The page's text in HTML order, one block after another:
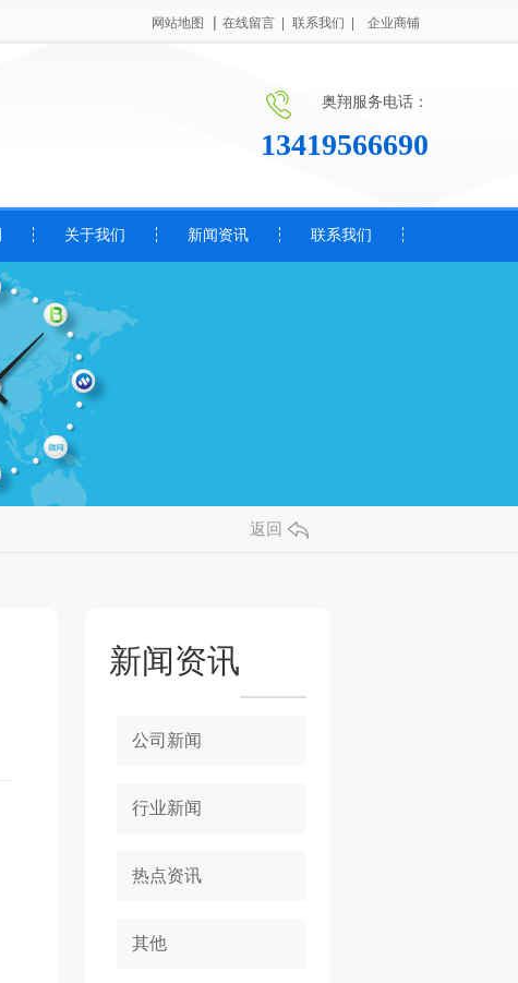
网站地图 | 在线留言 | 联系我们 | 企业商铺
奥翔服务电话：
13419566690
关于我们 新闻资讯 联系我们
返回
新闻资讯
公司新闻
行业新闻
热点资讯
其他